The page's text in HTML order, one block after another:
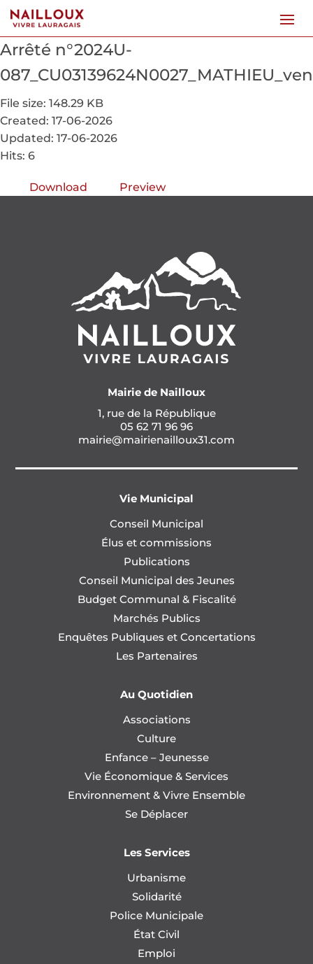
Arrêté n°2024U-
File size: 148.29 KB
Created: 17-06-2026
Updated: 17-06-2026
Hits: 6
Download Preview
Mairie de Nailloux
1, rue de la République
05 62 71 96 96
mairie@mairienailloux31.com
Vie Municipal
Conseil Municipal
Élus et commissions
Publications
Conseil Municipal des Jeunes
Budget Communal & Fiscalité
Marchés Publics
Enquêtes Publiques et Concertations
Les Partenaires
Au Quotidien
Associations
Culture
Enfance – Jeunesse
Vie Économique & Services
Environnement & Vivre Ensemble
Se Déplacer
Les Services
Urbanisme
Solidarité
Police Municipale
État Civil
Emploi